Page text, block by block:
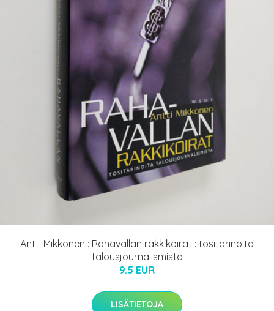
Antti Mikkonen : Rahavallan rakkikoirat : tositarinoita
talousjournalismista
9.5 EUR
LISÄTIETOJA